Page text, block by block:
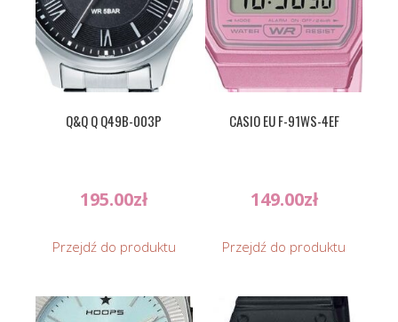
Q&Q Q Q49B-003P
195.00zł
Przejdź do produktu
CASIO EU F-91WS-4EF
149.00zł
Przejdź do produktu